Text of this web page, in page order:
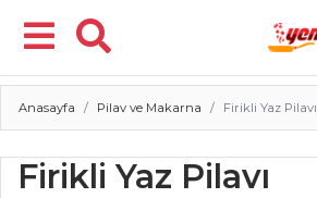
Menü
Anasayfa Pilav ve Makarna Firikli Yaz Pilavı
Firikli Yaz Pilavı